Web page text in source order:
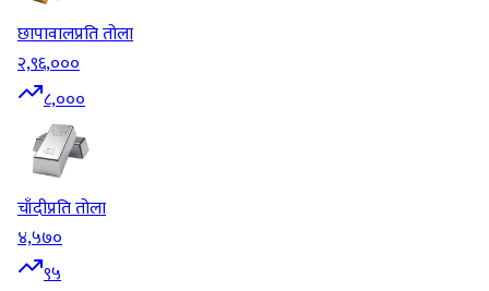
छापावालप्रति तोला
२,९६,०००
८,०००
चाँदीप्रति तोला
४,५७०
९५